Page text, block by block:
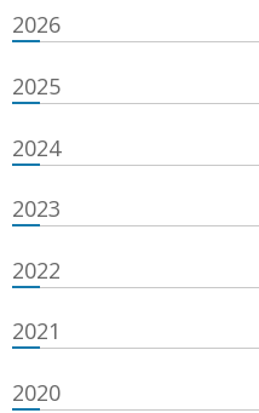
2026
2025
2024
2023
2022
2021
2020